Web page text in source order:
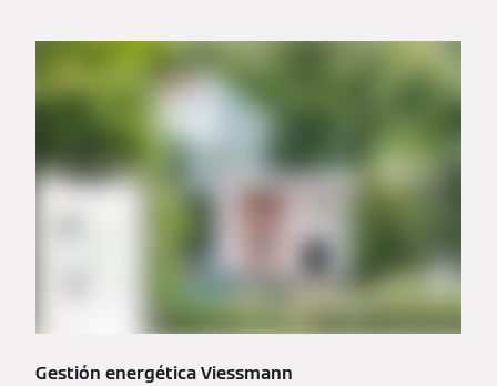
Gestión energética Viessmann